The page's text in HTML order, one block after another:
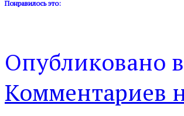
Понравилось это:
Опубликовано в
Комментариев